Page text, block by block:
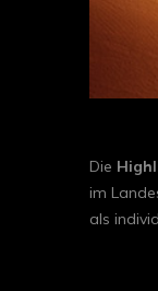
Die
im
als